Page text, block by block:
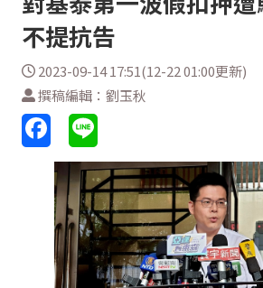
不提抗告
2023-09-14 17:51(12-22 01:00更新)
撰稿編輯：劉玉秋